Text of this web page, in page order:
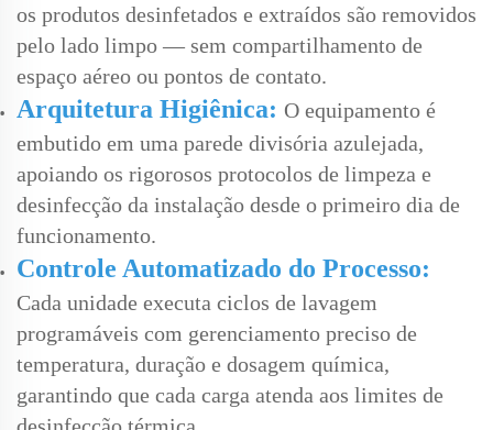
os produtos desinfetados e extraídos são removidos
pelo lado limpo — sem compartilhamento de
espaço aéreo ou pontos de contato.
Arquitetura Higiênica: O equipamento é
embutido em uma parede divisória azulejada,
apoiando os rigorosos protocolos de limpeza e
desinfecção da instalação desde o primeiro dia de
funcionamento.
Controle Automatizado do Processo:
Cada unidade executa ciclos de lavagem
programáveis com gerenciamento preciso de
temperatura, duração e dosagem química,
garantindo que cada carga atenda aos limites de